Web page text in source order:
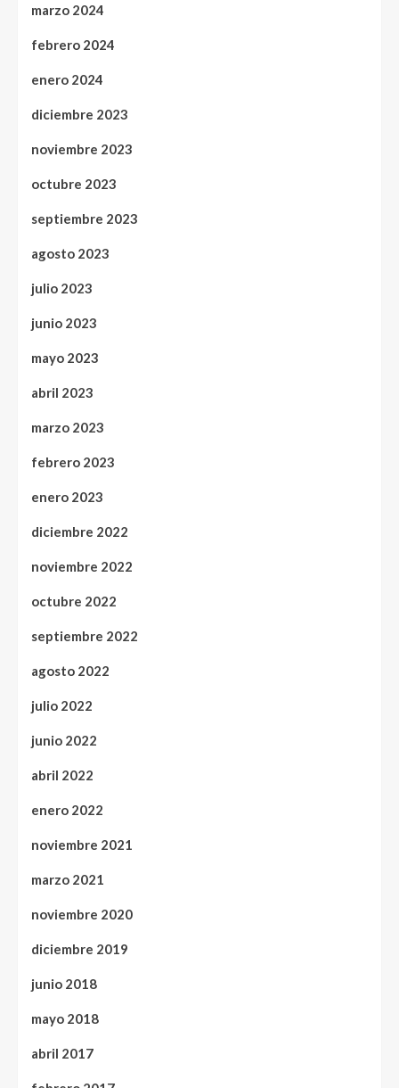
marzo 2024
febrero 2024
enero 2024
diciembre 2023
noviembre 2023
octubre 2023
septiembre 2023
agosto 2023
julio 2023
junio 2023
mayo 2023
abril 2023
marzo 2023
febrero 2023
enero 2023
diciembre 2022
noviembre 2022
octubre 2022
septiembre 2022
agosto 2022
julio 2022
junio 2022
abril 2022
enero 2022
noviembre 2021
marzo 2021
noviembre 2020
diciembre 2019
junio 2018
mayo 2018
abril 2017